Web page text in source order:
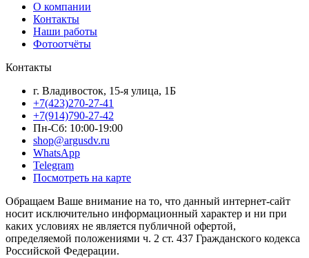
О компании
Контакты
Наши работы
Фотоотчёты
Контакты
г. Владивосток, 15-я улица, 1Б
+7(423)270-27-41
+7(914)790-27-42
Пн-Сб: 10:00-19:00
shop@argusdv.ru
WhatsApp
Telegram
Посмотреть на карте
Обращаем Ваше внимание на то, что данный интернет-сайт
носит исключительно информационный характер и ни при
каких условиях не является публичной офертой,
определяемой положениями ч. 2 ст. 437 Гражданского кодекса
Российской Федерации.